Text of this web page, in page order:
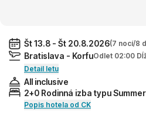
Št 13.8 - Št 20.8.2026(7 nocí/8
Bratislava - KorfuOdlet 02:00
Detail letu
All inclusive
2+0 Rodinná izba typu
Popis hotela od CK